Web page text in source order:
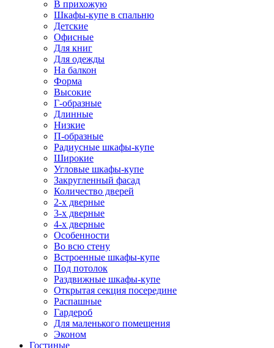
В прихожую
Шкафы-купе в спальню
Детские
Офисные
Для книг
Для одежды
На балкон
Форма
Высокие
Г-образные
Длинные
Низкие
П-образные
Радиусные шкафы-купе
Широкие
Угловые шкафы-купе
Закругленный фасад
Количество дверей
2-х дверные
3-х дверные
4-х дверные
Особенности
Во всю стену
Встроенные шкафы-купе
Под потолок
Раздвижные шкафы-купе
Открытая секция посередине
Распашные
Гардероб
Для маленького помещения
Эконом
Гостиные